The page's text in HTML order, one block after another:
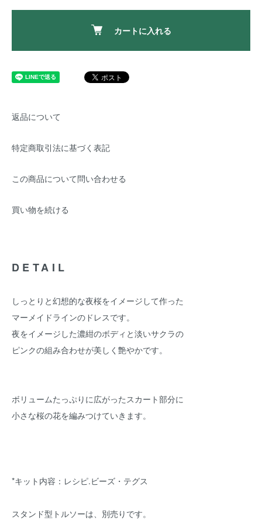
カートに入れる
返品について
特定商取引法に基づく表記
この商品について問い合わせる
買い物を続ける
DETAIL
しっとりと幻想的な夜桜をイメージして作った
マーメイドラインのドレスです。
夜をイメージした濃紺のボディと淡いサクラの
ピンクの組み合わせが美しく艶やかです。
ボリュームたっぷりに広がったスカート部分に
小さな桜の花を編みつけていきます。
*キット内容：レシピ.ビーズ・テグス
スタンド型トルソーは、別売りです。